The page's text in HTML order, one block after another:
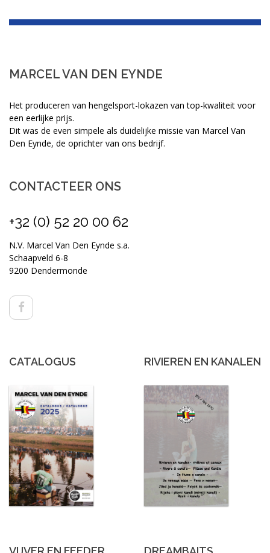
MARCEL VAN DEN EYNDE
Het produceren van hengelsport-lokazen van top-kwaliteit voor
een eerlijke prijs.
Dit was de even simpele als duidelijke missie van Marcel Van
Den Eynde, de oprichter van ons bedrijf.
CONTACTEER ONS
+32 (0) 52 20 00 62
N.V. Marcel Van Den Eynde s.a.
Schaapveld 6-8
9200 Dendermonde
CATALOGUS RIVIEREN EN KANALEN